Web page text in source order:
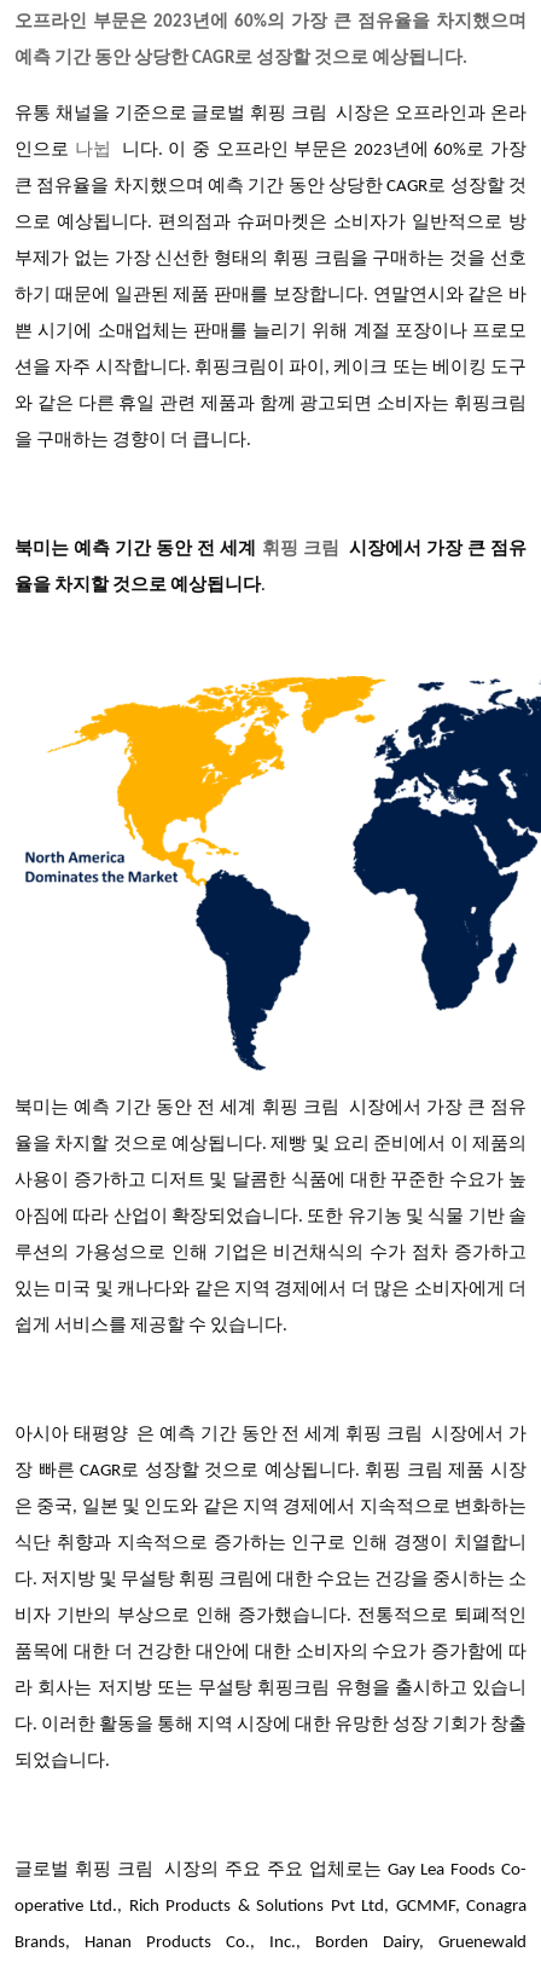
오프라인 부문은 2023년에 60%의 가장 큰 점유율을 차지했으며
예측 기간 동안 상당한 CAGR로 성장할 것으로 예상됩니다.
유통 채널을 기준으로 글로벌 휘핑 크림 시장은 오프라인과 온라
인으로 나뉩
니다. 이 중 오프라인 부문은 2023년에 60%로 가장
큰 점유율을 차지했으며 예측 기간 동안 상당한 CAGR로 성장할 것
으로 예상됩니다. 편의점과 슈퍼마켓은 소비자가 일반적으로 방
부제가 없는 가장 신선한 형태의 휘핑 크림을 구매하는 것을 선호
하기 때문에 일관된 제품 판매를 보장합니다. 연말연시와 같은 바
쁜 시기에 소매업체는 판매를 늘리기 위해 계절 포장이나 프로모
션을 자주 시작합니다. 휘핑크림이 파이, 케이크 또는 베이킹 도구
와 같은 다른 휴일 관련 제품과 함께 광고되면 소비자는 휘핑크림
을 구매하는 경향이 더 큽니다.
북미는 예측 기간 동안 전 세계 휘핑 크림
시장에서 가장 큰 점유
율을 차지할 것으로 예상됩니다.
북미는 예측 기간 동안 전 세계 휘핑 크림
시장에서 가장 큰 점유
율을 차지할 것으로 예상됩니다. 제빵 및 요리 준비에서 이 제품의
사용이 증가하고 디저트 및 달콤한 식품에 대한 꾸준한 수요가 높
아짐에 따라 산업이 확장되었습니다. 또한 유기농 및 식물 기반 솔
루션의 가용성으로 인해 기업은 비건채식의 수가 점차 증가하고
있는 미국 및 캐나다와 같은 지역 경제에서 더 많은 소비자에게 더
쉽게 서비스를 제공할 수 있습니다.
아시아 태평양 은 예측 기간 동안 전 세계 휘핑 크림 시장에서 가
장 빠른 CAGR로 성장할 것으로 예상됩니다. 휘핑 크림 제품 시장
은 중국, 일본 및 인도와 같은 지역 경제에서 지속적으로 변화하는
식단 취향과 지속적으로 증가하는 인구로 인해 경쟁이 치열합니
다. 저지방 및 무설탕 휘핑 크림에 대한 수요는 건강을 중시하는 소
비자 기반의 부상으로 인해 증가했습니다. 전통적으로 퇴폐적인
품목에 대한 더 건강한 대안에 대한 소비자의 수요가 증가함에 따
라 회사는 저지방 또는 무설탕 휘핑크림 유형을 출시하고 있습니
다. 이러한 활동을 통해 지역 시장에 대한 유망한 성장 기회가 창출
되었습니다.
글로벌 휘핑 크림 시장의 주요 주요 업체 로는 Gay Lea Foods Co-
operative Ltd., Rich Products & Solutions Pvt Ltd, GCMMF, Conagra
Brands, Hanan Products Co., Inc., Borden Dairy, Gruenewald